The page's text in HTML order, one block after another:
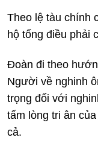
Theo lệ tàu chính
hộ tống điều phải
Đoàn đi theo
Người về nghinh
trọng đối với
tấm lòng tri ân
cả.